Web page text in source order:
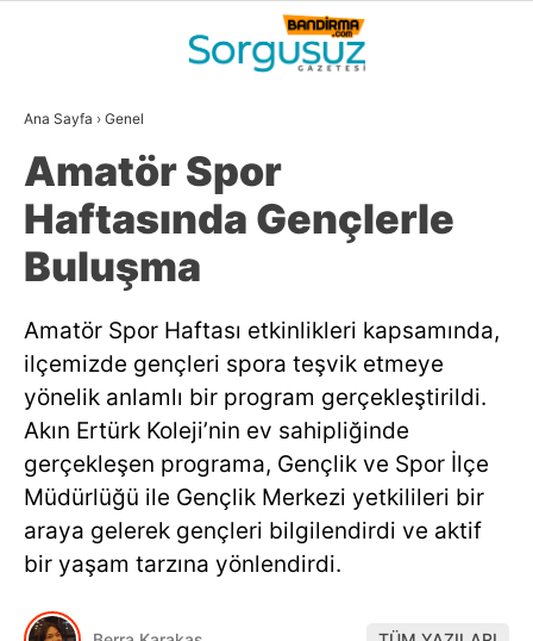
WhatsApp İhbar
31.7
BALIKESIR
VİDEO
EKONOMİ
SPOR
MAGAZİN
EĞİTİM
DİĞER
Ana Sayfa › Genel
Amatör Spor
Haftasında Gençlerle
Buluşma
Amatör Spor Haftası etkinlikleri kapsamında,
ilçemizde gençleri spora teşvik etmeye
yönelik anlamlı bir program gerçekleştirildi.
Akın Ertürk Koleji’nin ev sahipliğinde
gerçekleşen programa, Gençlik ve Spor İlçe
Müdürlüğü ile Gençlik Merkezi yetkilileri bir
araya gelerek gençleri bilgilendirdi ve aktif
bir yaşam tarzına yönlendirdi.